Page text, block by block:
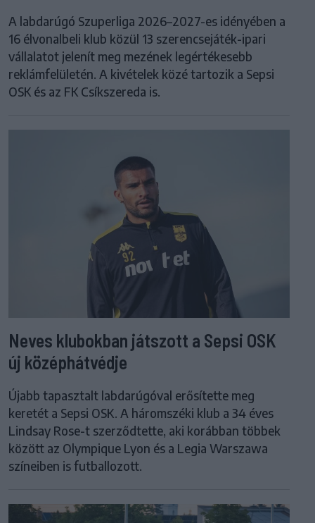
A labdarúgó Szuperliga 2026–2027-es idényében a
16 élvonalbeli klub közül 13 szerencsejáték-ipari
vállalatot jelenít meg mezének legértékesebb
reklámfelületén. A kivételek közé tartozik a Sepsi
OSK és az FK Csíkszereda is.
Neves klubokban játszott a Sepsi OSK
új középhátvédje
Újabb tapasztalt labdarúgóval erősítette meg
keretét a Sepsi OSK. A háromszéki klub a 34 éves
Lindsay Rose-t szerződtette, aki korábban többek
között az Olympique Lyon és a Legia Warszawa
színeiben is futballozott.